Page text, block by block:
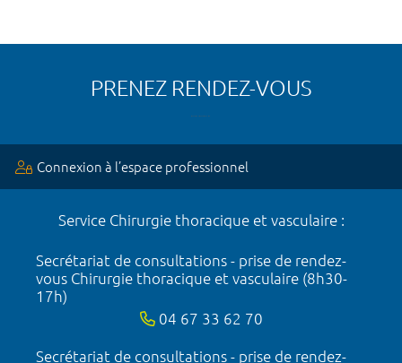
PRENEZ RENDEZ-VOUS
Connexion à l’espace professionnel
Service Chirurgie thoracique et vasculaire :
Secrétariat de consultations - prise de rendez-
vous Chirurgie thoracique et vasculaire (8h30-
17h)
04 67 33 62 70
Secrétariat de consultations - prise de rendez-